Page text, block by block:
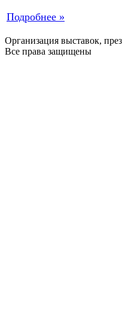
Подробнее »
Организация выставок,
Все права защищены